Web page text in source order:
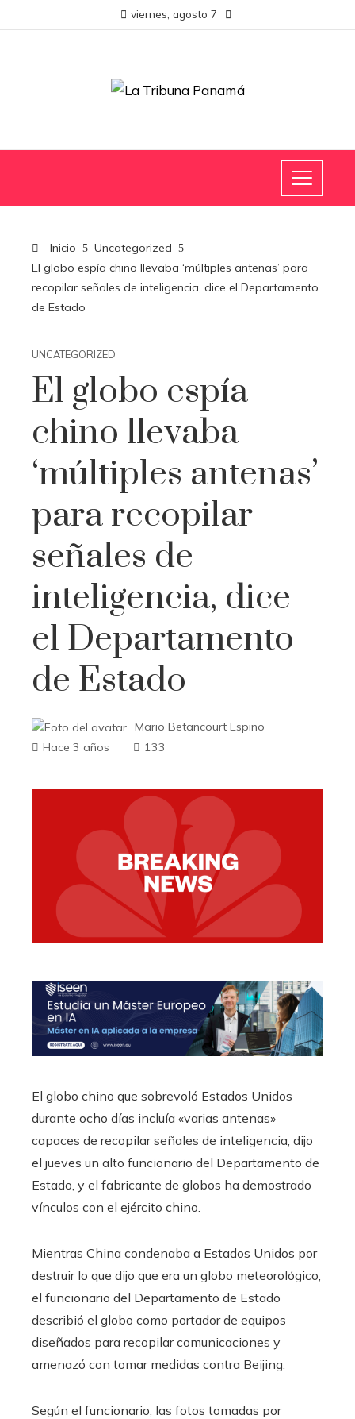
viernes, agosto 7
Inicio
Uncategorized
El globo espía chino llevaba ‘múltiples antenas’ para
recopilar señales de inteligencia, dice el Departamento
de Estado
UNCATEGORIZED
El globo espía
chino llevaba
‘múltiples antenas’
para recopilar
señales de
inteligencia, dice
el Departamento
de Estado
Mario Betancourt Espino
Hace 3 años
133
El globo chino que sobrevoló Estados Unidos
durante ocho días incluía «varias antenas»
capaces de recopilar señales de inteligencia, dijo
el jueves un alto funcionario del Departamento de
Estado, y el fabricante de globos ha demostrado
vínculos con el ejército chino.
Mientras China condenaba a Estados Unidos por
destruir lo que dijo que era un globo meteorológico,
el funcionario del Departamento de Estado
describió el globo como portador de equipos
diseñados para recopilar comunicaciones y
amenazó con tomar medidas contra Beijing.
Según el funcionario, las fotos tomadas por